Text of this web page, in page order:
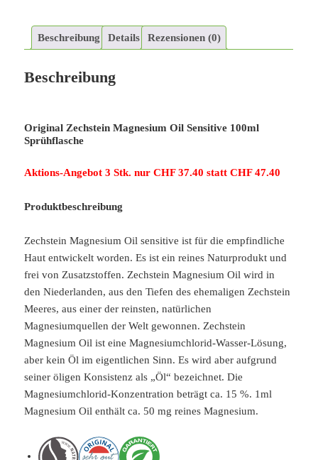
Beschreibung Details Rezensionen (0)
Beschreibung
Original Zechstein Magnesium Oil Sensitive 100ml
Sprühflasche
Aktions-Angebot 3 Stk. nur CHF 37.40 statt CHF 47.40
Produktbeschreibung
Zechstein Magnesium Oil sensitive ist für die empfindliche
Haut entwickelt worden. Es ist ein reines Naturprodukt und
frei von Zusatzstoffen. Zechstein Magnesium Oil wird in
den Niederlanden, aus den Tiefen des ehemaligen Zechstein
Meeres, aus einer der reinsten, natürlichen
Magnesiumquellen der Welt gewonnen. Zechstein
Magnesium Oil ist eine Magnesiumchlorid-Wasser-Lösung,
aber kein Öl im eigentlichen Sinn. Es wird aber aufgrund
seiner öligen Konsistenz als „Öl“ bezeichnet. Die
Magnesiumchlorid-Konzentration beträgt ca. 15 %. 1ml
Magnesium Oil enthält ca. 50 mg reines Magnesium.